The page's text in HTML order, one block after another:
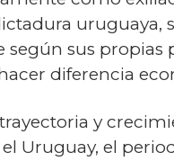
uruguaya,
según sus propias
diferencia
y
Uruguay, el